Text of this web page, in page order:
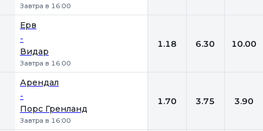
Завтра в 16:00
Ерв
-
Видар
Завтра в 16:00
1.18 6.30 10.00
Арендал
-
Порс Гренланд
Завтра в 16:00
1.70 3.75 3.90